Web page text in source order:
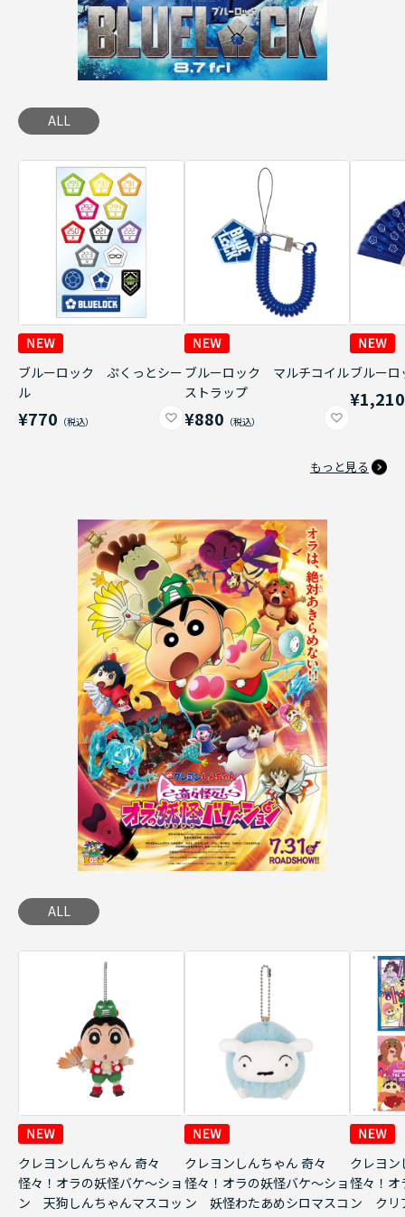
ALL
ブルーロック ぷくっとシー
ル
¥770
ブルーロック マルチコイル
ストラップ
¥880
ブルー
¥1,210
もっと見る
ALL
クレヨンしんちゃん 奇々
怪々！オラの妖怪バケ～ショ
ン 天狗しんちゃんマスコッ
クレヨンしんちゃん 奇々
怪々！オラの妖怪バケ～ショ
ン 妖怪わたあめシロマスコ
クレヨン
怪々！オ
ン クリ